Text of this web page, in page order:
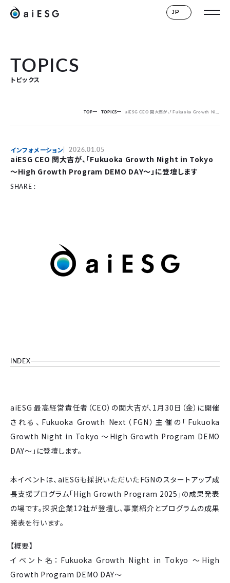
JP
TOPICS
トピックス
TOP TOPICS aiESG CEO 関大吉が、「Fukuoka Growth Night in Tokyo 〜High Growth Program DEMO DAY〜」に登壇します
インフォメーション 2026.01.05
aiESG CEO 関大吉が、「Fukuoka Growth Night in Tokyo
〜High Growth Program DEMO DAY〜」に登壇します
SHARE :
INDEX
aiESG 最高経営責任者（CEO）の関大吉が、1月30日（金）に開催
される、Fukuoka Growth Next（FGN）主催の「Fukuoka
Growth Night in Tokyo 〜High Growth Program DEMO
DAY〜」に登壇します。
本イベントは、aiESGも採択いただいたFGNのスタートアップ成
長支援プログラム「High Growth Program 2025」の成果発表
の場です。採択企業12社が登壇し、事業紹介とプログラムの成果
発表を行います。
【概要】
イベント名：Fukuoka Growth Night in Tokyo 〜High
Growth Program DEMO DAY〜